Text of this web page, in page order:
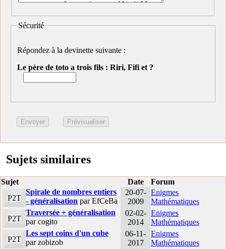
Sécurité
Répondez à la devinette suivante :
Le père de toto a trois fils : Riri, Fifi et ?
Sujets similaires
Sujet Date
Forum
P2T
Spirale de nombres entiers
- généralisation par EfCeBa
20-07-
2009
Enigmes
Mathématiques
P2T
Traversée + généralisation
par cogito
02-02-
2014
Enigmes
Mathématiques
P2T
Les sept coins d'un cube
par zobizob
06-11-
2017
Enigmes
Mathématiques